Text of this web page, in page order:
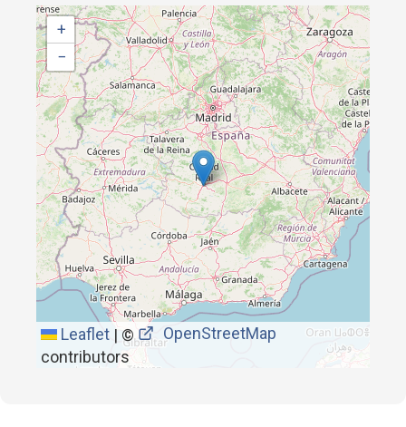
+
−
Leaflet | ©
OpenStreetMap
contributors